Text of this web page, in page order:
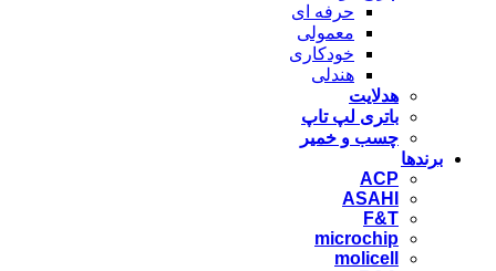
حرفه ای
معمولی
خودکاری
هندلی
هدلایت
باتری لپ تاپ
چسب و خمیر
برندها
ACP
ASAHI
F&T
microchip
molicell